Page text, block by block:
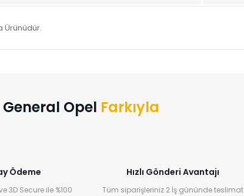
Ürünüdür.
General Opel Farkıyla
Ödeme
3D Secure ile %100
Hızlı Gönderi Avantajı
Tüm siparişleriniz 2 İş gününde teslimat